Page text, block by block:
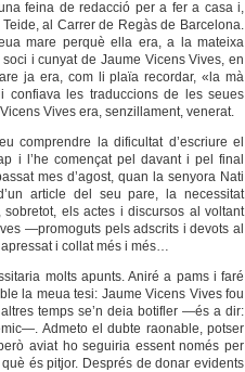
feina de redacció per a fer a casa i,
al Carrer de Regàs de Barcelona.
mare perquè ella era, a la mateixa
i cunyat de Jaume Vicens Vives, en
ja era, com li plaïa recordar, «la mà
les traduccions de les seues
Vives era, senzillament, venerat.
comprendre la dificultat d’escriure el
i l’he començat pel davant i pel final
mes d’agost, quan la senyora Nati
article del seu pare, la necessitat
sobretot, els actes i discursos al voltant
—promoguts pels adscrits i devots al
i collat més i més…
molts apunts. Aniré a pams i faré
la meua tesi: Jaume Vicens Vives fou
temps se’n deia botifler —és a dir:
Admeto el dubte raonable, potser
aviat ho seguiria essent només per
és pitjor. Després de donar evidents